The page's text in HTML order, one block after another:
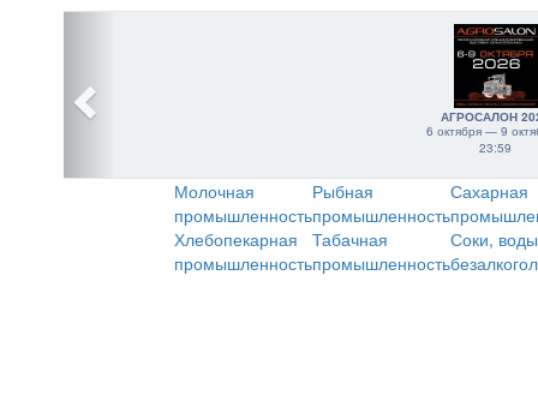
АГРОСАЛОН
6 октября — 9
23:59
Молочная
промышленность
Рыбная
промышленность
Сахарная
Хлебопекарная
промышленность
Табачная
промышленность
Соки,